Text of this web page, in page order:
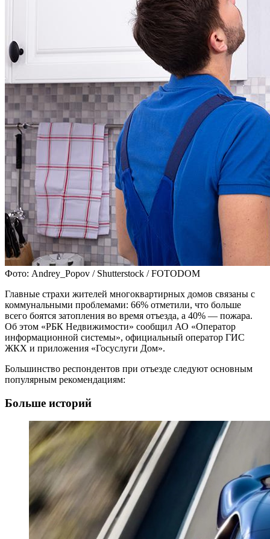
Фото: Andrey_Popov / Shutterstock / FOTODOM
Главные страхи жителей многоквартирных домов связаны с
коммунальными проблемами: 66% отметили, что больше
всего боятся затопления во время отъезда, а 40% — пожара.
Об этом «РБК Недвижимости» сообщил АО «Оператор
информационной системы», официальный оператор ГИС
ЖКХ и приложения «Госуслуги Дом».
Большинство респондентов при отъезде следуют основным
популярным рекомендациям:
Больше историй